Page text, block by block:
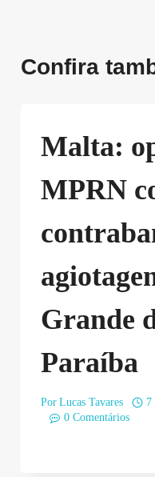
Confira
Malta:
MPRN
Grande
Paraíba
Por Lucas Tavares
7
0 Comentários